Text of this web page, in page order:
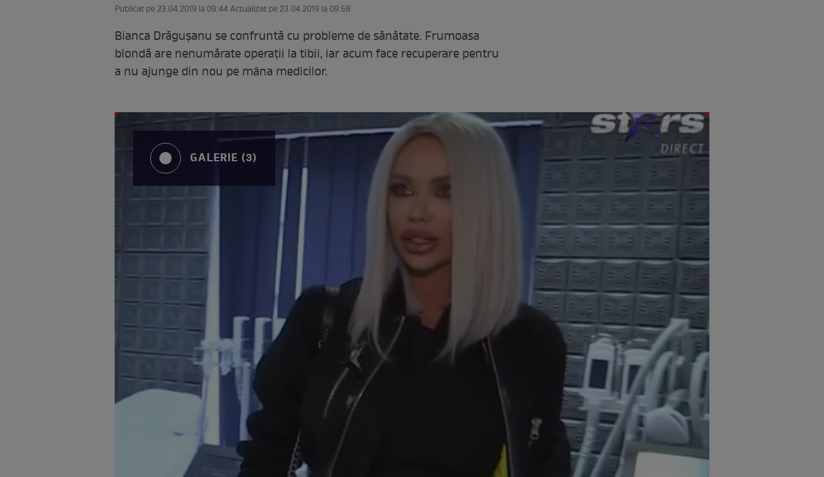
Publicat pe 23.04.2019 la 09:44 Actualizat pe 23.04.2019 la 09:58
Bianca Drăguşanu se confruntă cu probleme de sănătate. Frumoasa
blondă are nenumărate operaţii la tibii, iar acum face recuperare pentru
a nu ajunge din nou pe mâna medicilor.
GALERIE (3)